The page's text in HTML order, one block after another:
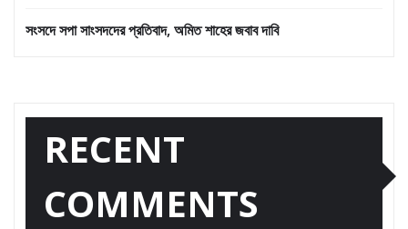
সংসদে সপা সাংসদদের প্রতিবাদ, অমিত শাহের জবাব দাবি
RECENT
COMMENTS